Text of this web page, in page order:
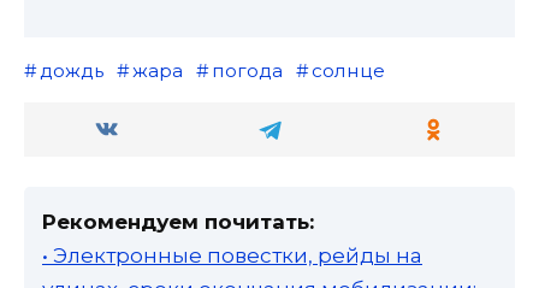
дождь жара погода солнце
Рекомендуем почитать:
• Электронные повестки, рейды на